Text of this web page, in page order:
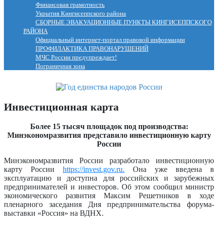
Финансовая грамотность
Укрытия Кингисеппского района
СБОРНЫЕ ЭВАКУАЦИОННЫЕ ПУНКТЫ КИНГИСЕППСКОГО
РАЙОНА
Официальный интернет-портал правовой информации
ПРОФИЛАКТИКА ПРАВОНАРУШЕНИЙ
МЧС России предупреждает!
Пограничная зона
Инвестиционная карта
Более 15 тысяч площадок под производства:
Минэкономразвития представило инвестиционную карту
России
Минэкономразвития России разработало инвестиционную
карту России https://invest.gov.ru. Она уже введена в
эксплуатацию и доступна для российских и зарубежных
предпринимателей и инвесторов. Об этом сообщил министр
экономического развития Максим Решетников в ходе
пленарного заседания Дня предпринимательства форума-
выставки «Россия» на ВДНХ.